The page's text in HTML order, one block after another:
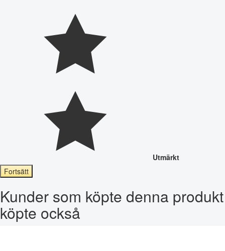
Utmärkt
Fortsätt
Kunder som köpte denna produkt
köpte också